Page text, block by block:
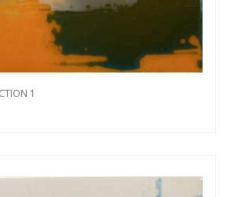
1